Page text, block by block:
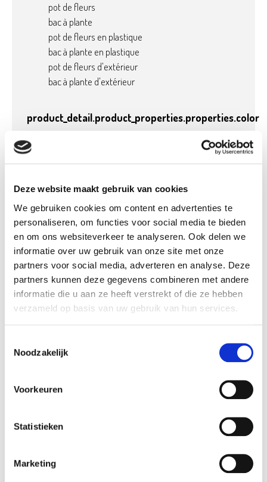
Deze website maakt gebruik van cookies
We gebruiken cookies om content en advertenties te
personaliseren, om functies voor social media te bieden
en om ons websiteverkeer te analyseren. Ook delen we
informatie over uw gebruik van onze site met onze
partners voor social media, adverteren en analyse. Deze
partners kunnen deze gegevens combineren met andere
informatie die u aan ze heeft verstrekt of die ze hebben
verzameld op basis van uw gebruik van hun services.
Noodzakelijk
Voorkeuren
Statistieken
Marketing
pot de fleurs
bac à plante
pot de fleurs en plastique
bac à plante en plastique
pot de fleurs d'extérieur
bac à plante d'extérieur
product_detail.product_properties.properties.color
Détails du produit
Payable avec
écochèques:
Oui, dans nos jardineries
Poids:
0,01 kg
Hauteur (cm):
57,9 cm
Largeur (cm):
41,3 cm
Longueur (cm):
41,3 cm